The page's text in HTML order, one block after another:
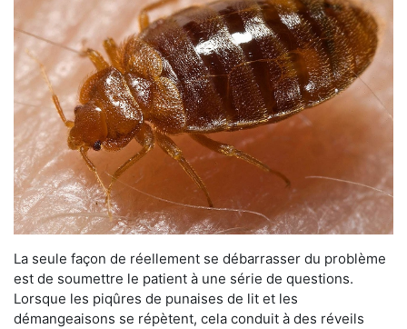
La seule façon de réellement se débarrasser du problème
est de soumettre le patient à une série de questions.
Lorsque les piqûres de punaises de lit et les
démangeaisons se répètent, cela conduit à des réveils